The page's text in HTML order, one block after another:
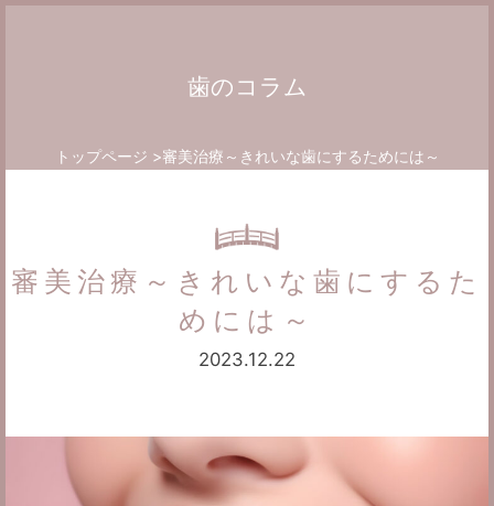
歯のコラム
トップページ 審美治療～きれいな歯にするためには～
審美治療～きれいな歯にするた
めには～
2023.12.22